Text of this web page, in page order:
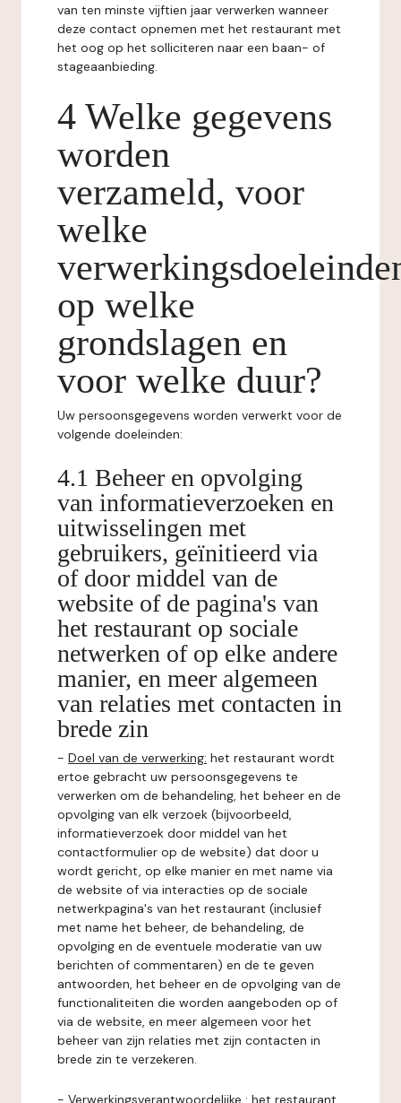
van ten minste vijftien jaar verwerken wanneer
deze contact opnemen met het restaurant met
het oog op het solliciteren naar een baan- of
stageaanbieding.
4 Welke gegevens
worden
verzameld, voor
welke
op welke
grondslagen en
voor welke duur?
Uw persoonsgegevens worden verwerkt voor de
volgende doeleinden:
4.1 Beheer en opvolging
van informatieverzoeken en
uitwisselingen met
gebruikers, geïnitieerd via
of door middel van de
website of de pagina's van
het restaurant op sociale
netwerken of op elke andere
manier, en meer algemeen
van relaties met contacten in
brede zin
- Doel van de verwerking: het restaurant wordt
ertoe gebracht uw persoonsgegevens te
verwerken om de behandeling, het beheer en de
opvolging van elk verzoek (bijvoorbeeld,
informatieverzoek door middel van het
contactformulier op de website) dat door u
wordt gericht, op elke manier en met name via
de website of via interacties op de sociale
netwerkpagina's van het restaurant (inclusief
met name het beheer, de behandeling, de
opvolging en de eventuele moderatie van uw
berichten of commentaren) en de te geven
antwoorden, het beheer en de opvolging van de
functionaliteiten die worden aangeboden op of
via de website, en meer algemeen voor het
beheer van zijn relaties met zijn contacten in
brede zin te verzekeren.
- Verwerkingsverantwoordelijke : het restaurant.